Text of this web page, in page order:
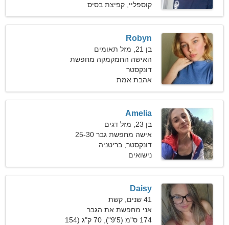
קוספליי, קפיצת בסיס
Robyn
בן 21, מזל תאומים
האישה החמקמקה מחפשת
דייט
דונקסטר
אהבת אמת
Amelia
בן 23, מזל דגים
אישה מחפשת גבר 25-30
דונקסטר, בריטניה
נישואים
Daisy
41 שנים, קשת
אני מחפשת את הגבר
המושלם לרקוד ביחד
174 ס"מ (5'9"), 70 ק"ג (154